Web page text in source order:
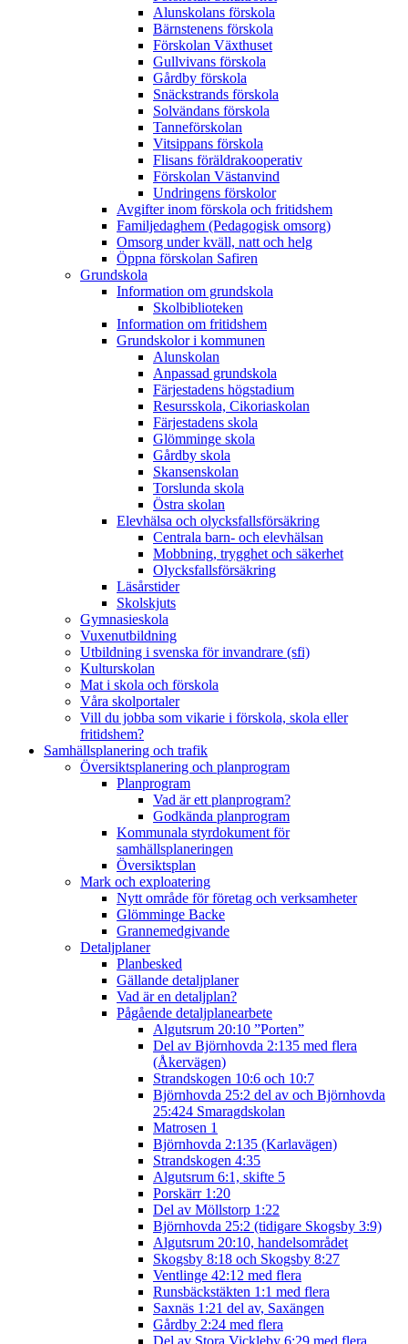
Alunskolans förskola
Bärnstenens förskola
Förskolan Växthuset
Gullvivans förskola
Gårdby förskola
Snäckstrands förskola
Solvändans förskola
Tanneförskolan
Vitsippans förskola
Flisans föräldrakooperativ
Förskolan Västanvind
Undringens förskolor
Avgifter inom förskola och fritidshem
Familjedaghem (Pedagogisk omsorg)
Omsorg under kväll, natt och helg
Öppna förskolan Safiren
Grundskola
Information om grundskola
Skolbiblioteken
Information om fritidshem
Grundskolor i kommunen
Alunskolan
Anpassad grundskola
Färjestadens högstadium
Resursskola, Cikoriaskolan
Färjestadens skola
Glömminge skola
Gårdby skola
Skansenskolan
Torslunda skola
Östra skolan
Elevhälsa och olycksfallsförsäkring
Centrala barn- och elevhälsan
Mobbning, trygghet och säkerhet
Olycksfallsförsäkring
Läsårstider
Skolskjuts
Gymnasieskola
Vuxenutbildning
Utbildning i svenska för invandrare (sfi)
Kulturskolan
Mat i skola och förskola
Våra skolportaler
Vill du jobba som vikarie i förskola, skola eller
fritidshem?
Samhällsplanering och trafik
Översiktsplanering och planprogram
Planprogram
Vad är ett planprogram?
Godkända planprogram
Kommunala styrdokument för
samhällsplaneringen
Översiktsplan
Mark och exploatering
Nytt område för företag och verksamheter
Glömminge Backe
Grannemedgivande
Detaljplaner
Planbesked
Gällande detaljplaner
Vad är en detaljplan?
Pågående detaljplanearbete
Algutsrum 20:10 ”Porten”
Del av Björnhovda 2:135 med flera
(Åkervägen)
Strandskogen 10:6 och 10:7
Björnhovda 25:2 del av och Björnhovda
25:424 Smaragdskolan
Matrosen 1
Björnhovda 2:135 (Karlavägen)
Strandskogen 4:35
Algutsrum 6:1, skifte 5
Porskärr 1:20
Del av Möllstorp 1:22
Björnhovda 25:2 (tidigare Skogsby 3:9)
Algutsrum 20:10, handelsområdet
Skogsby 8:18 och Skogsby 8:27
Ventlinge 42:12 med flera
Runsbäckstäkten 1:1 med flera
Saxnäs 1:21 del av, Saxängen
Gårdby 2:24 med flera
Del av Stora Vickleby 6:29 med flera